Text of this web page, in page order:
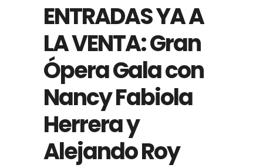
ENTRADAS YA A
LA VENTA: Gran
Ópera Gala con
Nancy Fabiola
Herrera y
Alejando Roy